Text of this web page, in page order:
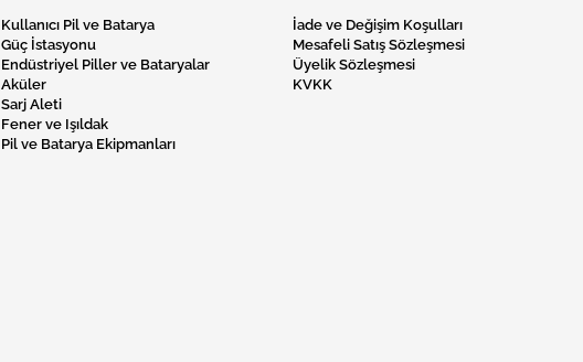
Kullanıcı Pil ve Batarya
Güç İstasyonu
Endüstriyel Piller ve Bataryalar
Aküler
Sarj Aleti
Fener ve Işıldak
Pil ve Batarya Ekipmanları
İade ve Değişim Koşulları
Mesafeli Satış Sözleşmesi
Üyelik Sözleşmesi
KVKK